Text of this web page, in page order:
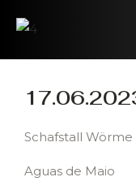
Inhalt
Schafstall Wörme
Aguas de Maio